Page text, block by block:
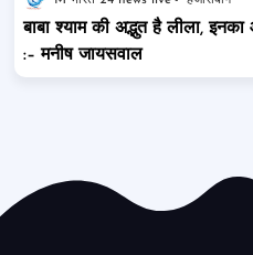
बाबा श्याम की अद्भुत है लीला,
:– मनीष जायसवाल